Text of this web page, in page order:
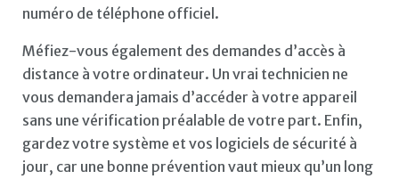
numéro de téléphone officiel.
Méfiez-vous également des demandes d’accès à
distance à votre ordinateur. Un vrai technicien ne
vous demandera jamais d’accéder à votre appareil
sans une vérification préalable de votre part. Enfin,
gardez votre système et vos logiciels de sécurité à
jour, car une bonne prévention vaut mieux qu’un long